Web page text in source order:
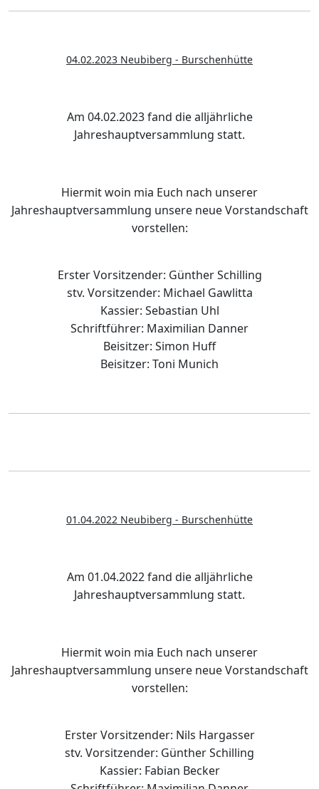
04.02.2023 Neubiberg - Burschenhütte
Am 04.02.2023 fand die alljährliche
Jahreshauptversammlung statt.
Hiermit woin mia Euch nach unserer
Jahreshauptversammlung unsere neue Vorstandschaft
vorstellen:
Erster Vorsitzender: Günther Schilling
stv. Vorsitzender: Michael Gawlitta
Kassier: Sebastian Uhl
Schriftführer: Maximilian Danner
Beisitzer: Simon Huff
Beisitzer: Toni Munich
01.04.2022 Neubiberg - Burschenhütte
Am 01.04.2022 fand die alljährliche
Jahreshauptversammlung statt.
Hiermit woin mia Euch nach unserer
Jahreshauptversammlung unsere neue Vorstandschaft
vorstellen:
Erster Vorsitzender: Nils Hargasser
stv. Vorsitzender: Günther Schilling
Kassier: Fabian Becker